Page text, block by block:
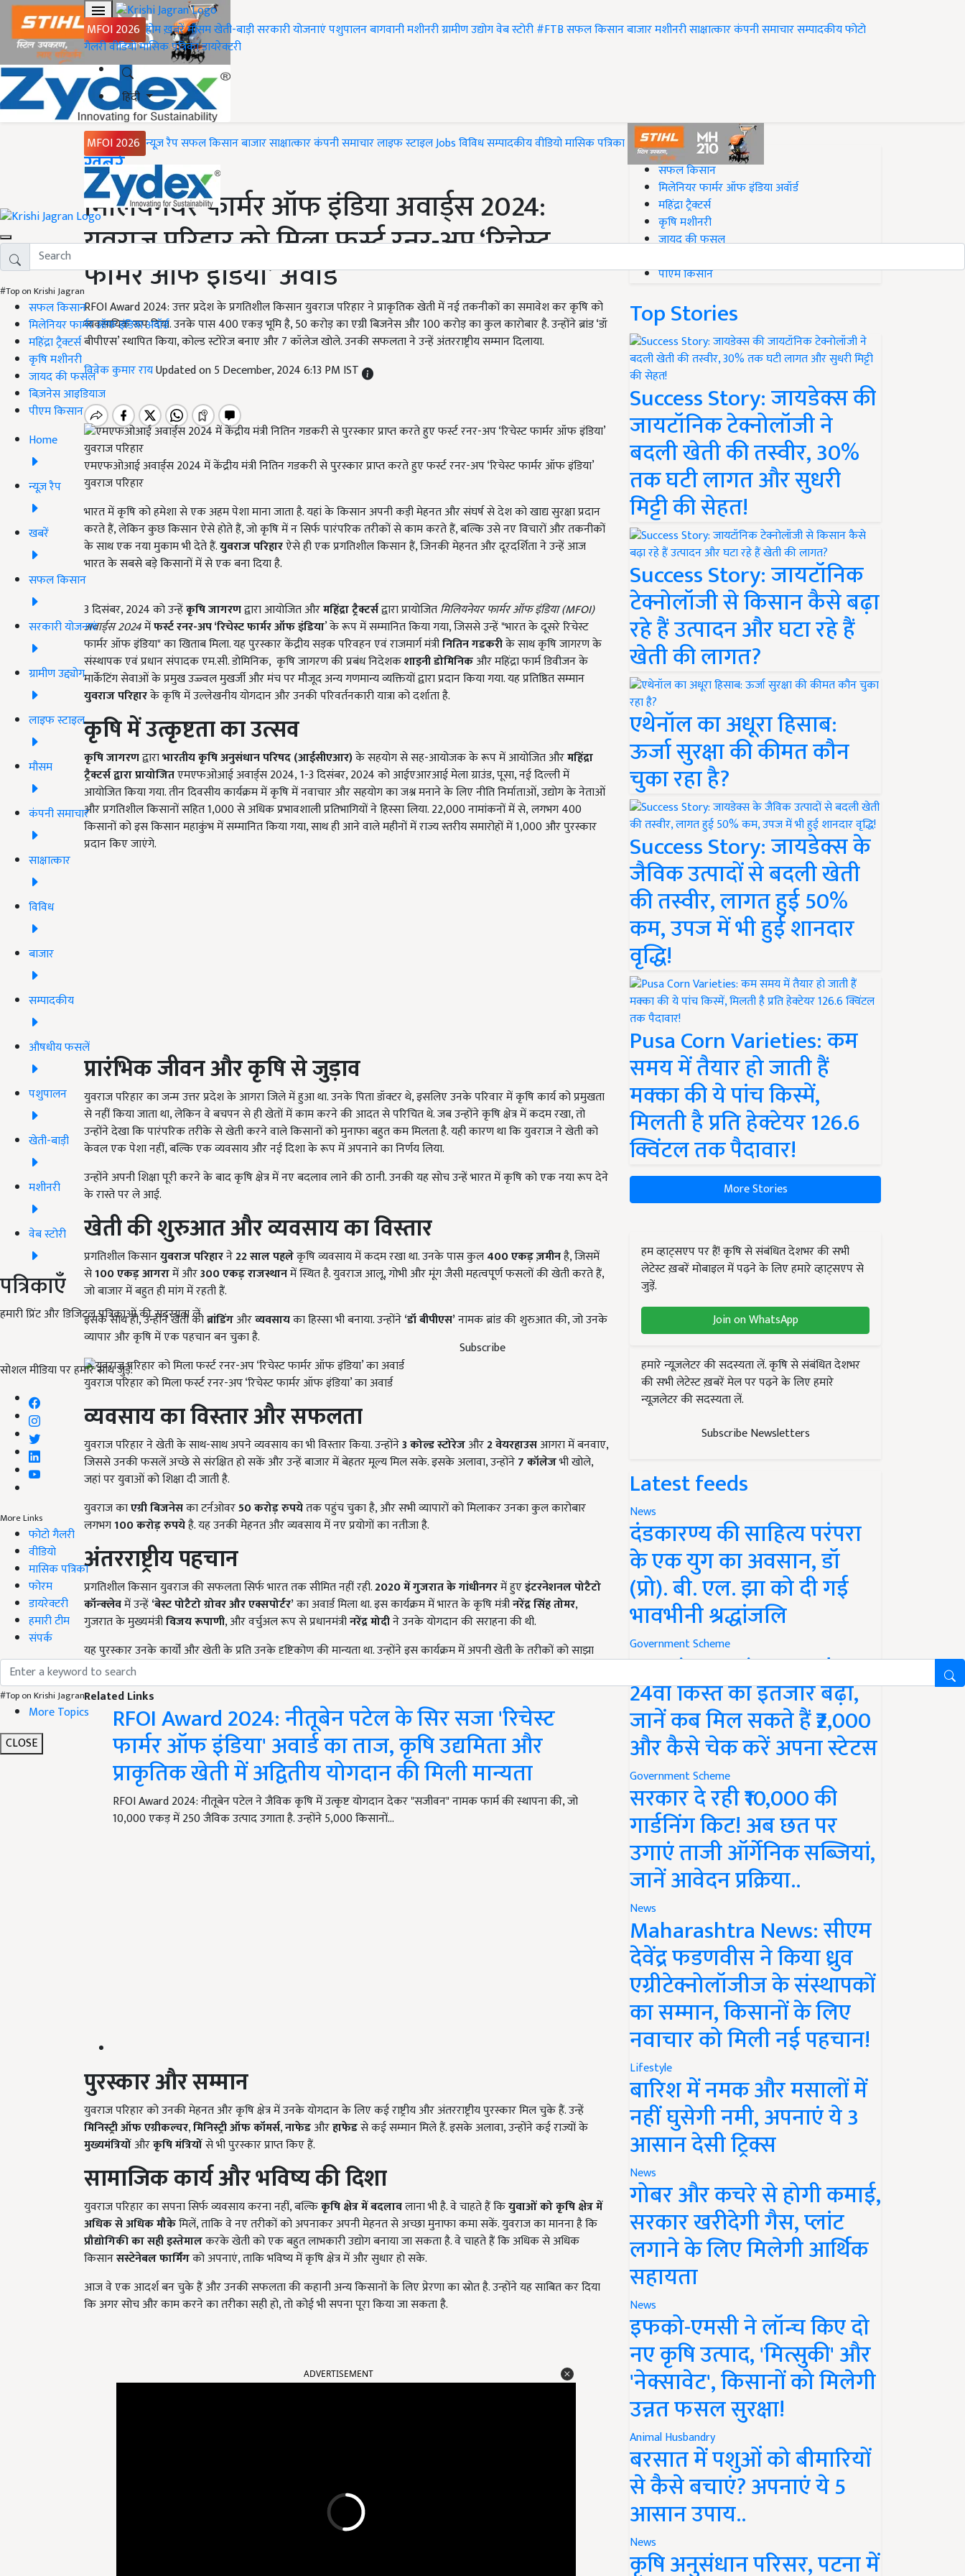
MFOI 2026 होमख़बरेंमौसमखेती-बाड़ीसरकारी योजनाएंपशुपालनबागवानीमशीनरीग्रामीण उद्योगवेब स्टोरी#FTBसफल किसानबाजारमशीनरीसाक्षात्कारकंपनी समाचारसम्पादकीयफोटो
गैलरीवीडियोमासिक पत्रिकाडायरेक्टरी
हिंदी
MFOI 2026 न्यूज़ रैपसफल किसानबाजारसाक्षात्कारकंपनी समाचारलाइफ स्टाइलJobsविविधसम्पादकीयवीडियोमासिक पत्रिका
#Top on Krishi Jagran
सफल किसान
मिलेनियर फार्मर ऑफ इंडिया अवॉर्ड
महिंद्रा ट्रैक्टर्स
कृषि मशीनरी
जायद की फसल
बिज़नेस आइडियाज
पीएम किसान
Home
न्यूज़ रैप
खबरें
सफल किसान
सरकारी योजनाएं
ग्रामीण उद्द्योग
लाइफ स्टाइल
मौसम
कंपनी समाचार
साक्षात्कार
विविध
बाजार
सम्पादकीय
औषधीय फसलें
पशुपालन
खेती-बाड़ी
मशीनरी
वेब स्टोरी
पत्रिकाएँ
हमारी प्रिंट और डिजिटल पत्रिकाओं की सदस्यता लें
Subscribe
सोशल मीडिया पर हमारे साथ जुड़ें:
More Links
फोटो गैलरी
वीडियो
मासिक पत्रिका
फोरम
डायरेक्टरी
हमारी टीम
संपर्क
#Top on Krishi Jagran
More Topics
CLOSE
Home
ख़बरें
मिलियनेयर फार्मर ऑफ इंडिया अवार्ड्स 2024:
युवराज परिहार को मिला फर्स्ट रनर-अप ‘रिचेस्ट
फार्मर ऑफ इंडिया’ अवार्ड
RFOI Award 2024: उत्तर प्रदेश के प्रगतिशील किसान युवराज परिहार ने प्राकृतिक खेती में नई तकनीकों का समावेश कर कृषि को
व्यवसायिक रूप दिया. उनके पास 400 एकड़ भूमि है, 50 करोड़ का एग्री बिजनेस और 100 करोड़ का कुल कारोबार है. उन्होंने ब्रांड ‘डॉ
बीपीएस’ स्थापित किया, कोल्ड स्टोरेज बनाए और 7 कॉलेज खोले. उनकी सफलता ने उन्हें अंतरराष्ट्रीय सम्मान दिलाया.
विवेक कुमार रायUpdated on 5 December, 2024 6:13 PM IST
एमएफओआई अवार्ड्स 2024 में केंद्रीय मंत्री नितिन गडकरी से पुरस्कार प्राप्त करते हुए फर्स्ट रनर-अप ‘रिचेस्ट फार्मर ऑफ इंडिया’
युवराज परिहार
भारत में कृषि को हमेशा से एक अहम पेशा माना जाता है. यहां के किसान अपनी कड़ी मेहनत और संघर्ष से देश को खाद्य सुरक्षा प्रदान
करते हैं, लेकिन कुछ किसान ऐसे होते हैं, जो कृषि में न सिर्फ पारंपरिक तरीकों से काम करते हैं, बल्कि उसे नए विचारों और तकनीकों
के साथ एक नया मुकाम भी देते हैं.युवराज परिहारऐसे ही एक प्रगतिशील किसान हैं, जिनकी मेहनत और दूरदर्शिता ने उन्हें आज
भारत के सबसे बड़े किसानों में से एक बना दिया है.
3 दिसंबर, 2024 को उन्हेंकृषि जागरणद्वारा आयोजित औरमहिंद्रा ट्रैक्टर्सद्वारा प्रायोजितमिलियनेयर फार्मर ऑफ इंडिया (MFOI)
अवार्ड्स2024मेंफर्स्ट रनर-अप‘रिचेस्ट फार्मर ऑफ इंडिया’ के रूप में सम्मानित किया गया, जिससे उन्हें "भारत के दूसरे रिचेस्ट
फार्मर ऑफ इंडिया" का खिताब मिला. यह पुरस्कार केंद्रीय सड़क परिवहन एवं राजमार्ग मंत्रीनितिन गडकरीके साथ कृषि जागरण के
संस्थापक एवं प्रधान संपादक एम.सी. डोमिनिक, कृषि जागरण की प्रबंध निदेशकशाइनी डोमिनिकऔर महिंद्रा फार्म डिवीजन के
मार्केटिंग सेवाओं के प्रमुख उज्ज्वल मुखर्जी और मंच पर मौजूद अन्य गणमान्य व्यक्तियों द्वारा प्रदान किया गया. यह प्रतिष्ठित सम्मान
युवराज परिहारके कृषि में उल्लेखनीय योगदान और उनकी परिवर्तनकारी यात्रा को दर्शाता है.
कृषि में उत्कृष्टता का उत्सव
कृषि जागरणद्वाराभारतीय कृषि अनुसंधान परिषद (आईसीएआर)के सहयोग से सह-आयोजक के रूप में आयोजित औरमहिंद्रा
ट्रैक्टर्स द्वारा प्रायोजितएमएफओआई अवार्ड्स 2024, 1-3 दिसंबर, 2024 को आईएआरआई मेला ग्राउंड, पूसा, नई दिल्ली में
आयोजित किया गया. तीन दिवसीय कार्यक्रम में कृषि में नवाचार और सहयोग का जश्न मनाने के लिए नीति निर्माताओं, उद्योग के नेताओं
और प्रगतिशील किसानों सहित 1,000 से अधिक प्रभावशाली प्रतिभागियों ने हिस्सा लिया. 22,000 नामांकनों में से, लगभग 400
किसानों को इस किसान महाकुंभ में सम्मानित किया गया, साथ ही आने वाले महीनों में राज्य स्तरीय समारोहों में 1,000 और पुरस्कार
प्रदान किए जाएंगे.
प्रारंभिक जीवन और कृषि से जुड़ाव
युवराज परिहार का जन्म उत्तर प्रदेश के आगरा जिले में हुआ था. उनके पिता डॉक्टर थे, इसलिए उनके परिवार में कृषि कार्य को प्रमुखता
से नहीं किया जाता था, लेकिन वे बचपन से ही खेतों में काम करने की आदत से परिचित थे. जब उन्होंने कृषि क्षेत्र में कदम रखा, तो
उन्होंने देखा कि पारंपरिक तरीके से खेती करने वाले किसानों को मुनाफा बहुत कम मिलता है. यही कारण था कि युवराज ने खेती को
केवल एक पेशा नहीं, बल्कि एक व्यवसाय और नई दिशा के रूप में अपनाने का निर्णय लिया.
उन्होंने अपनी शिक्षा पूरी करने के बाद कृषि क्षेत्र में नए बदलाव लाने की ठानी. उनकी यह सोच उन्हें भारत में कृषि को एक नया रूप देने
के रास्ते पर ले आई.
खेती की शुरुआत और व्यवसाय का विस्तार
प्रगतिशील किसानयुवराज परिहारने22साल पहलेकृषि व्यवसाय में कदम रखा था. उनके पास कुल400एकड़ ज़मीनहै, जिसमें
से100एकड़ आगरामें और300एकड़ राजस्थानमें स्थित है. युवराज आलू, गोभी और मूंग जैसी महत्वपूर्ण फसलों की खेती करते हैं,
जो बाजार में बहुत ही मांग में रहती हैं.
इसके साथ ही, उन्होंने खेती कोब्रांडिंगऔरव्यवसायका हिस्सा भी बनाया. उन्होंने‘डॉ बीपीएस’नामक ब्रांड की शुरुआत की, जो उनके
व्यापार और कृषि में एक पहचान बन चुका है.
युवराज परिहार को मिला फर्स्ट रनर-अप ‘रिचेस्ट फार्मर ऑफ इंडिया’ का अवार्ड
व्यवसाय का विस्तार और सफलता
युवराज परिहार ने खेती के साथ-साथ अपने व्यवसाय का भी विस्तार किया. उन्होंने3कोल्ड स्टोरेजऔर2वेयरहाउसआगरा में बनवाए,
जिससे उनकी फसलें अच्छे से संरक्षित हो सकें और उन्हें बाजार में बेहतर मूल्य मिल सके. इसके अलावा, उन्होंने7कॉलेजभी खोले,
जहां पर युवाओं को शिक्षा दी जाती है.
युवराज काएग्री बिजनेसका टर्नओवर50करोड़ रुपयेतक पहुंच चुका है, और सभी व्यापारों को मिलाकर उनका कुल कारोबार
लगभग100करोड़ रुपयेहै. यह उनकी मेहनत और व्यवसाय में नए प्रयोगों का नतीजा है.
अंतरराष्ट्रीय पहचान
प्रगतिशील किसान युवराज की सफलता सिर्फ भारत तक सीमित नहीं रही.2020में गुजरात के गांधीनगरमें हुएइंटरनेशनल पोटैटो
कॉन्क्लेवमें उन्हें‘बेस्ट पोटैटो ग्रोवर और एक्सपोर्टर’का अवार्ड मिला था. इस कार्यक्रम में भारत के कृषि मंत्रीनरेंद्र सिंह तोमर,
गुजरात के मुख्यमंत्रीविजय रूपाणी, और वर्चुअल रूप से प्रधानमंत्रीनरेंद्र मोदीने उनके योगदान की सराहना की थी.
यह पुरस्कार उनके कार्यों और खेती के प्रति उनके दृष्टिकोण की मान्यता था. उन्होंने इस कार्यक्रम में अपनी खेती के तरीकों को साझा
किया और बताया कि किस तरह से उन्होंने पारंपरिक खेती को आधुनिक तकनीक के साथ जोड़ा है.
Related Links
RFOI Award 2024: नीतूबेन पटेल के सिर सजा 'रिचेस्ट
फार्मर ऑफ इंडिया' अवार्ड का ताज, कृषि उद्यमिता और
प्राकृतिक खेती में अद्वितीय योगदान की मिली मान्यता
RFOI Award 2024: नीतूबेन पटेल ने जैविक कृषि में उत्कृष्ट योगदान देकर "सजीवन" नामक फार्म की स्थापना की, जो
10,000 एकड़ में 250 जैविक उत्पाद उगाता है. उन्होंने 5,000 किसानों…
पुरस्कार और सम्मान
युवराज परिहार को उनकी मेहनत और कृषि क्षेत्र में उनके योगदान के लिए कई राष्ट्रीय और अंतरराष्ट्रीय पुरस्कार मिल चुके हैं. उन्हें
मिनिस्ट्री ऑफ एग्रीकल्चर,मिनिस्ट्री ऑफ कॉमर्स,नाफेडऔरहाफेडसे कई सम्मान मिले हैं. इसके अलावा, उन्होंने कई राज्यों के
मुख्यमंत्रियोंऔरकृषि मंत्रियोंसे भी पुरस्कार प्राप्त किए हैं.
सामाजिक कार्य और भविष्य की दिशा
युवराज परिहार का सपना सिर्फ व्यवसाय करना नहीं, बल्किकृषि क्षेत्र में बदलावलाना भी है. वे चाहते हैं कियुवाओं को कृषि क्षेत्र में
अधिक से अधिक मौकेमिलें, ताकि वे नए तरीकों को अपनाकर अपनी मेहनत से अच्छा मुनाफा कमा सकें. युवराज का मानना है कि
प्रौद्योगिकी का सही इस्तेमालकरके खेती को एक बहुत लाभकारी उद्योग बनाया जा सकता है. वे चाहते हैं कि अधिक से अधिक
किसानसस्टेनेबल फार्मिंगको अपनाएं, ताकि भविष्य में कृषि क्षेत्र में और सुधार हो सके.
आज वे एक आदर्श बन चुके हैं और उनकी सफलता की कहानी अन्य किसानों के लिए प्रेरणा का स्रोत है. उन्होंने यह साबित कर दिया
कि अगर सोच और काम करने का तरीका सही हो, तो कोई भी सपना पूरा किया जा सकता है.
#Top on Krishi Jagran
सफल किसान
मिलेनियर फार्मर ऑफ इंडिया अवॉर्ड
महिंद्रा ट्रैक्टर्स
कृषि मशीनरी
जायद की फसल
पीएम किसान
Top Stories
Success Story: जायडेक्स की
जायटॉनिक टेक्नोलॉजी ने
बदली खेती की तस्वीर, 30%
तक घटी लागत और सुधरी
मिट्टी की सेहत!
Success Story: जायटॉनिक
टेक्नोलॉजी से किसान कैसे बढ़ा
रहे हैं उत्पादन और घटा रहे हैं
खेती की लागत?
एथेनॉल का अधूरा हिसाब:
ऊर्जा सुरक्षा की कीमत कौन
चुका रहा है?
Success Story: जायडेक्स के
जैविक उत्पादों से बदली खेती
की तस्वीर, लागत हुई 50%
कम, उपज में भी हुई शानदार
वृद्धि!
Pusa Corn Varieties: कम
समय में तैयार हो जाती हैं
मक्का की ये पांच किस्में,
मिलती है प्रति हेक्टेयर 126.6
क्विंटल तक पैदावार!
More Stories
हम व्हाट्सएप पर हैं! कृषि से संबंधित देशभर की सभी
लेटेस्ट ख़बरें मोबाइल में पढ़ने के लिए हमारे व्हाट्सएप से
जुड़ें.
Join on WhatsApp
हमारे न्यूज़लेटर की सदस्यता लें. कृषि से संबंधित देशभर
की सभी लेटेस्ट ख़बरें मेल पर पढ़ने के लिए हमारे
न्यूज़लेटर की सदस्यता लें.
Subscribe Newsletters
Latest feeds
News
दंडकारण्य की साहित्य परंपरा
के एक युग का अवसान, डॉ
(प्रो). बी. एल. झा को दी गई
भावभीनी श्रद्धांजलि
Government Scheme
PM Kisan Yojana Update:
24वीं किस्त का इंतजार बढ़ा,
जानें कब मिल सकते हैं ₹2,000
और कैसे चेक करें अपना स्टेटस
Government Scheme
सरकार दे रही ₹10,000 की
गार्डनिंग किट! अब छत पर
उगाएं ताजी ऑर्गेनिक सब्जियां,
जानें आवेदन प्रक्रिया..
News
Maharashtra News: सीएम
देवेंद्र फडणवीस ने किया ध्रुव
एग्रीटेक्नोलॉजीज के संस्थापकों
का सम्मान, किसानों के लिए
नवाचार को मिली नई पहचान!
Lifestyle
बारिश में नमक और मसालों में
नहीं घुसेगी नमी, अपनाएं ये 3
आसान देसी ट्रिक्स
News
गोबर और कचरे से होगी कमाई,
सरकार खरीदेगी गैस, प्लांट
लगाने के लिए मिलेगी आर्थिक
सहायता
News
इफको-एमसी ने लॉन्च किए दो
नए कृषि उत्पाद, 'मित्सुकी' और
'नेक्सावेट', किसानों को मिलेगी
उन्नत फसल सुरक्षा!
Animal Husbandry
बरसात में पशुओं को बीमारियों
से कैसे बचाएं? अपनाएं ये 5
आसान उपाय..
News
कृषि अनुसंधान परिसर, पटना में